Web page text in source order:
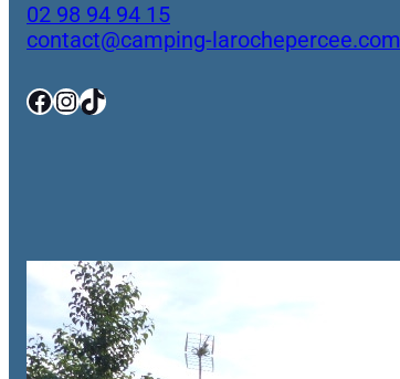
02 98 94 94 15
contact@camping-larochepercee.com
Facebook
Instagram
TikTok